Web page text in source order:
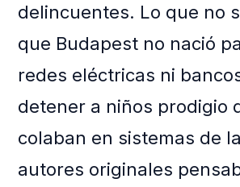
delincuentes. Lo que no
que Budapest no nació
redes eléctricas ni
detener a niños prodigio
colaban en sistemas de
autores originales